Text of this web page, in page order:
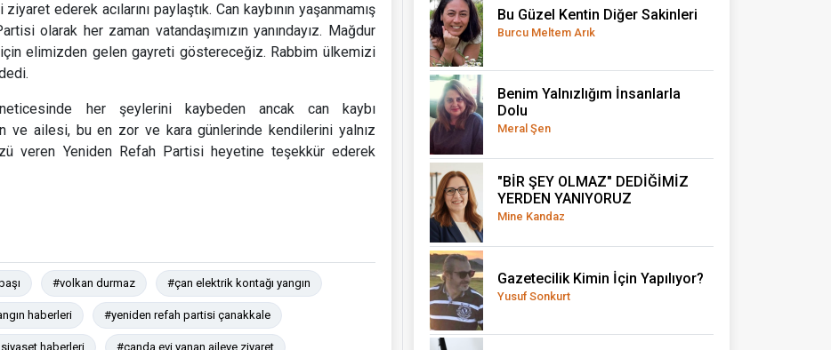
ederek acılarını paylaştık. Can kaybının yaşanmamış
olarak her zaman vatandaşımızın yanındayız. Mağdur
elimizden gelen gayreti göstereceğiz. Rabbim ülkemizi
neticesinde her şeylerini kaybeden ancak can kaybı
ve ailesi, bu en zor ve kara günlerinde kendilerini yalnız
veren Yeniden Refah Partisi heyetine teşekkür ederek
#volkan durmaz #çan elektrik kontağı yangın
haberleri #yeniden refah partisi çanakkale
haberleri #çanda evi yanan aileye ziyaret
Bu Güzel Kentin Diğer Sakinleri
Burcu Meltem Arık
Benim Yalnızlığım İnsanlarla
Dolu
Meral Şen
"BİR ŞEY OLMAZ" DEDİĞİMİZ
YERDEN YANIYORUZ
Mine Kandaz
Gazetecilik Kimin İçin Yapılıyor?
Yusuf Sonkurt